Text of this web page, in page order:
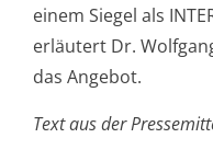
einem Siegel als
erläutert Dr.
das Angebot.
Text aus der